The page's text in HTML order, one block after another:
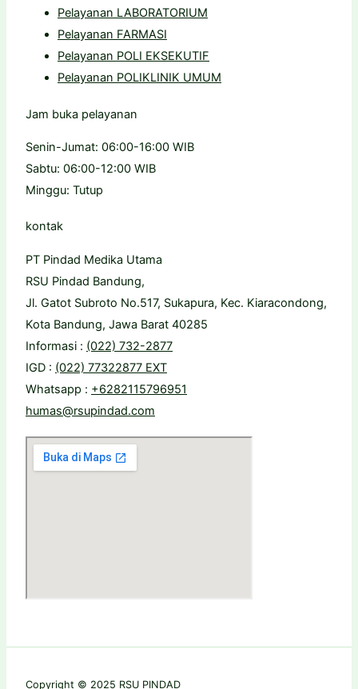
Pelayanan LABORATORIUM
Pelayanan FARMASI
Pelayanan POLI EKSEKUTIF
Pelayanan POLIKLINIK UMUM
Jam buka pelayanan
Senin-Jumat: 06:00-16:00 WIB
Sabtu: 06:00-12:00 WIB
Minggu: Tutup
kontak
PT Pindad Medika Utama
RSU Pindad Bandung,
Jl. Gatot Subroto No.517, Sukapura, Kec. Kiaracondong,
Kota Bandung, Jawa Barat 40285
Informasi : (022) 732-2877
IGD : (022) 77322877 EXT
Whatsapp : +6282115796951
humas@rsupindad.com
Copyright © 2025 RSU PINDAD